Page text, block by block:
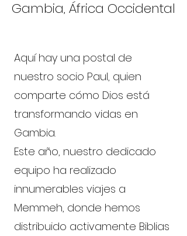
Gambia, África Occidental
Aquí hay una postal de
nuestro socio Paul, quien
comparte cómo Dios está
transformando vidas en
Gambia.
Este año, nuestro dedicado
equipo ha realizado
innumerables viajes a
Memmeh, donde hemos
distribuido activamente Biblias